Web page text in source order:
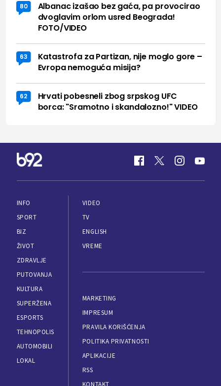
80
Albanac izašao bez gaća, pa provocirao
dvoglavim orlom usred Beograda!
FOTO/VIDEO
63
Katastrofa za Partizan, nije moglo gore –
Evropa nemoguća misija?
62
Hrvati pobesneli zbog srpskog UFC
borca: "Sramotno i skandalozno!" VIDEO
INFO
SPORT
BIZ
ŽIVOT
ZDRAVLJE
PUTOVANJA
KULTURA
SUPERŽENA
ESPORTS
TEHNOPOLIS
AUTOMOBILI
LOKAL
VIDEO
TV
ENGLISH
VREME
MARKETING
IMPRESUM
PRAVILA KORIŠĆENJA
POLITIKA PRIVATNOSTI
APLIKACIJE
RSS